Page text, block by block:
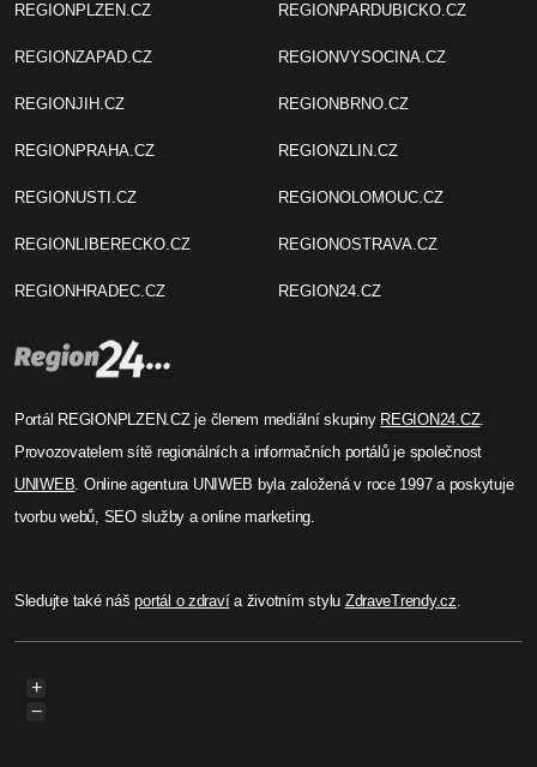
REGIONPLZEN.CZ
REGIONZAPAD.CZ
REGIONJIH.CZ
REGIONPRAHA.CZ
REGIONUSTI.CZ
REGIONLIBERECKO.CZ
REGIONHRADEC.CZ
REGIONPARDUBICKO.CZ
REGIONVYSOCINA.CZ
REGIONBRNO.CZ
REGIONZLIN.CZ
REGIONOLOMOUC.CZ
REGIONOSTRAVA.CZ
REGION24.CZ
Portál REGIONPLZEN.CZ je členem mediální skupiny REGION24.CZ.
Provozovatelem sítě regionálních a informačních portálů je společnost
UNIWEB. Online agentura UNIWEB byla založená v roce 1997 a poskytuje
tvorbu webů, SEO služby a online marketing.
Sledujte také nášportál o zdravía životním stylu ZdraveTrendy.cz.
+
−